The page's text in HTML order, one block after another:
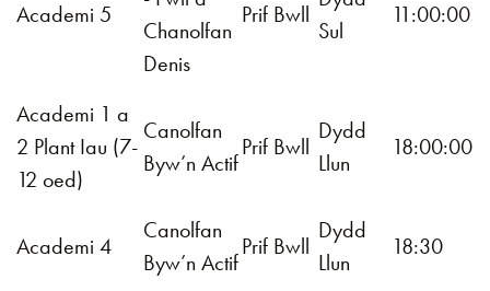
Academi 5
Chanolfan
Denis
Prif Bwll
Sul
11:00:00
Academi 1 a
2 Plant Iau (7-
12 oed)
Canolfan
Byw’n Actif
Prif Bwll
Dydd
Llun
18:00:00
Academi 4
Canolfan
Byw’n Actif
Prif Bwll
Dydd
Llun
18:30